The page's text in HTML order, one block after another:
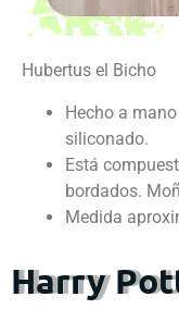
Hubertus el Bicho
Hecho a
siliconado.
Está
bordados.
Medida
Harry